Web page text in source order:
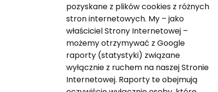
pozyskane z plików cookies z różnych
stron internetowych. My – jako
właściciel Strony Internetowej –
możemy otrzymywać z Google
raporty (statystyki) związane
wyłącznie z ruchem na naszej Stronie
Internetowej. Raporty te obejmują